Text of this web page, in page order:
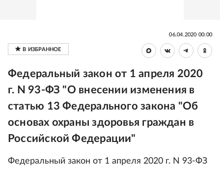
06.04.2020 00:00
Федеральный закон от 1 апреля 2020
г. N 93-ФЗ "О внесении изменения в
статью 13 Федерального закона "Об
основах охраны здоровья граждан в
Российской Федерации"
Федеральный закон от 1 апреля 2020 г. N 93-ФЗ